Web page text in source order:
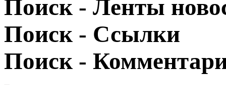
Поиск - Ленты
Поиск - Ссылки
Поиск -